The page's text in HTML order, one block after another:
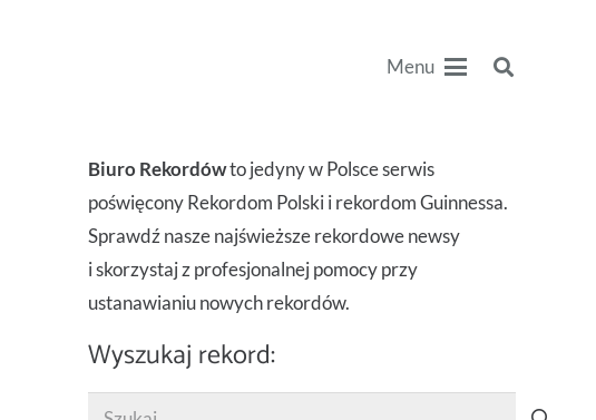
Menu
Biuro Rekordówto jedyny w Polsce serwis
poświęcony Rekordom Polski i rekordom Guinnessa.
Sprawdź nasze najświeższe rekordowe newsy
i skorzystaj z profesjonalnej pomocy przy
ustanawianiu nowych rekordów.
Wyszukaj rekord:
Szukaj: